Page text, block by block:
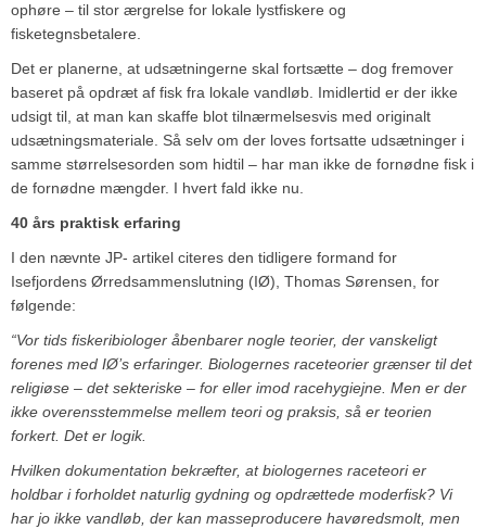
ophøre – til stor ærgrelse for lokale lystfiskere og
fisketegnsbetalere.
Det er planerne, at udsætningerne skal fortsætte – dog fremover
baseret på opdræt af fisk fra lokale vandløb. Imidlertid er der ikke
udsigt til, at man kan skaffe blot tilnærmelsesvis med originalt
udsætningsmateriale. Så selv om der loves fortsatte udsætninger i
samme størrelsesorden som hidtil – har man ikke de fornødne fisk i
de fornødne mængder. I hvert fald ikke nu.
40 års praktisk erfaring
I den nævnte JP- artikel citeres den tidligere formand for
Isefjordens Ørredsammenslutning (IØ), Thomas Sørensen, for
følgende:
“Vor tids fiskeribiologer åbenbarer nogle teorier, der vanskeligt
forenes med IØ’s erfaringer. Biologernes raceteorier grænser til det
religiøse – det sekteriske – for eller imod racehygiejne. Men er der
ikke overensstemmelse mellem teori og praksis, så er teorien
forkert. Det er logik.
Hvilken dokumentation bekræfter, at biologernes raceteori er
holdbar i forholdet naturlig gydning og opdrættede moderfisk? Vi
har jo ikke vandløb, der kan masseproducere havøredsmolt, men